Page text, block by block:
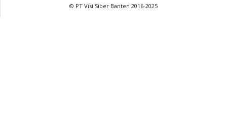
© PT Visi Siber Banten 2016-2025